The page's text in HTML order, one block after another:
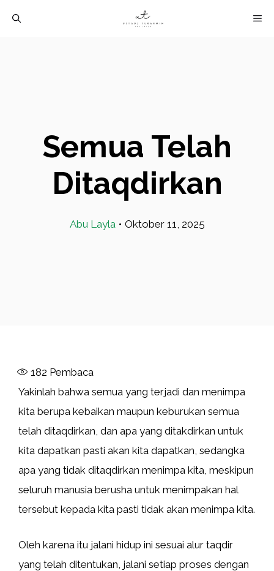
Semua Telah
Ditaqdirkan
Abu Layla • Oktober 11, 2025
182 Pembaca
Yakinlah bahwa semua yang terjadi dan menimpa
kita berupa kebaikan maupun keburukan semua
telah ditaqdirkan, dan apa yang ditakdirkan untuk
kita dapatkan pasti akan kita dapatkan, sedangka
apa yang tidak ditaqdirkan menimpa kita, meskipun
seluruh manusia berusha untuk menimpakan hal
tersebut kepada kita pasti tidak akan menimpa kita.
Oleh karena itu jalani hidup ini sesuai alur taqdir
yang telah ditentukan, jalani setiap proses dengan